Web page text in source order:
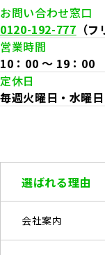
お問い合わせ窓口
0120-192-777 （
営業時間
10：00 〜 19：00
定休日
毎週火曜日・水曜日
選ばれる理由
会社案内